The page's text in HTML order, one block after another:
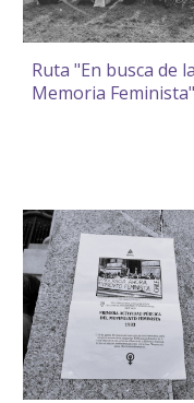
Ruta "En busca de la
Memoria Feminista"